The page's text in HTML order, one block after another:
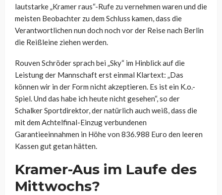
lautstarke „Kramer raus“-Rufe zu vernehmen waren und die
meisten Beobachter zu dem Schluss kamen, dass die
Verantwortlichen nun doch noch vor der Reise nach Berlin
die Reißleine ziehen werden.
Rouven Schröder sprach bei „Sky“ im Hinblick auf die
Leistung der Mannschaft erst einmal Klartext: „Das
können wir in der Form nicht akzeptieren. Es ist ein K.o.-
Spiel. Und das habe ich heute nicht gesehen“, so der
Schalker Sportdirektor, der natürlich auch weiß, dass die
mit dem Achtelfinal-Einzug verbundenen
Garantieeinnahmen in Höhe von 836.988 Euro den leeren
Kassen gut getan hätten.
Kramer-Aus im Laufe des
Mittwochs?